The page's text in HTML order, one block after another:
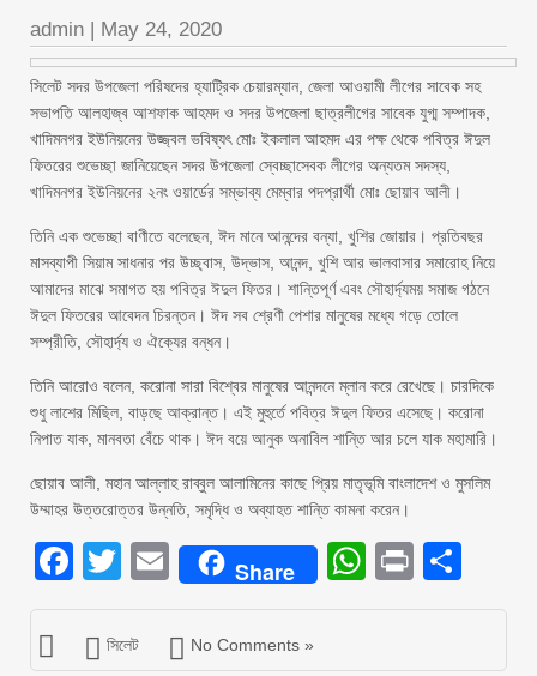
admin | May 24, 2020
সিলেট সদর উপজেলা পরিষদের হ্যাট্রিক চেয়ারম্যান, জেলা আওয়ামী লীগের সাবেক সহ
সভাপতি আলহাজ্ব আশফাক আহমদ ও সদর উপজেলা ছাত্রলীগের সাবেক যুগ্ম সম্পাদক,
খাদিমনগর ইউনিয়নের উজ্জ্বল ভবিষ্যৎ মোঃ ইকলাল আহমদ এর পক্ষ থেকে পবিত্র ঈদুল
ফিতরের শুভেচ্ছা জানিয়েছেন সদর উপজেলা স্বেচ্ছাসেবক লীগের অন্যতম সদস্য,
খাদিমনগর ইউনিয়নের ২নং ওয়ার্ডের সম্ভাব্য মেম্বার পদপ্রার্থী মোঃ ছোয়াব আলী।
তিনি এক শুভেচ্ছা বাণীতে বলেছেন, ঈদ মানে আনন্দের বন্যা, খুশির জোয়ার। প্রতিবছর
মাসব্যাপী সিয়াম সাধনার পর উচ্ছ্বাস, উদ্ভাস, আনন্দ, খুশি আর ভালবাসার সমারোহ নিয়ে
আমাদের মাঝে সমাগত হয় পবিত্র ঈদুল ফিতর। শান্তিপূর্ণ এবং সৌহার্দ্যময় সমাজ গঠনে
ঈদুল ফিতরের আবেদন চিরন্তন। ঈদ সব শ্রেণী পেশার মানুষের মধ্যে গড়ে তোলে
সম্প্রীতি, সৌহার্দ্য ও ঐক্যের বন্ধন।
তিনি আরোও বলেন, করোনা সারা বিশ্বের মানুষের আনন্দনে ম্লান করে রেখেছে। চারদিকে
শুধু লাশের মিছিল, বাড়ছে আক্রান্ত। এই মুহুর্তে পবিত্র ঈদুল ফিতর এসেছে। করোনা
নিপাত যাক, মানবতা বেঁচে থাক। ঈদ বয়ে আনুক অনাবিল শান্তি আর চলে যাক মহামারি।
ছোয়াব আলী, মহান আল্লাহ রাব্বুল আলামিনের কাছে প্রিয় মাতৃভূমি বাংলাদেশ ও মুসলিম
উম্মাহর উত্তরোত্তর উন্নতি, সমৃদ্ধি ও অব্যাহত শান্তি কামনা করেন।
Facebook
Twitter
EmailShare Print
সিলেট No Comments »